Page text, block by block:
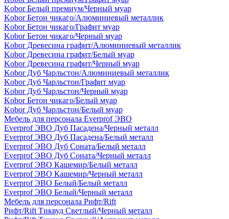
Kobor Белый премиум/Черный муар
Kobor Бетон чикаго/Алюминиевый металлик
Kobor Бетон чикаго/Графит муар
Kobor Бетон чикаго/Черный муар
Kobor Древесина графит/Алюминиевый металлик
Kobor Древесина графит/Белый муар
Kobor Древесина графит/Черный муар
Kobor Дуб Чарльстон/Алюминиевый металлик
Kobor Дуб Чарльстон/Графит муар
Kobor Дуб Чарльстон/Черный муар
Kobor Бетон чикаго/Белый муар
Kobor Дуб Чарльстон/Белый муар
Мебель для персонала Everprof ЭВО
Everprof ЭВО Дуб Пасадена/Черный металл
Everprof ЭВО Дуб Пасадена/Белый металл
Everprof ЭВО Дуб Соната/Белый металл
Everprof ЭВО Дуб Соната/Черный металл
Everprof ЭВО Кашемир/Белый металл
Everprof ЭВО Кашемир/Черный металл
Everprof ЭВО Белый/Белый металл
Everprof ЭВО Белый/Черный металл
Мебель для персонала Рифт/Rift
Рифт/Rift Тиквуд Светлый/Черный металл